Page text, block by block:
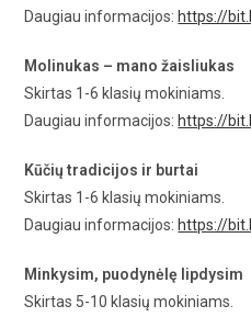
Daugiau informacijos: https://
Molinukas – mano žaisliukas
Skirtas 1-6 klasių mokiniams.
Daugiau informacijos: https://
Kūčių tradicijos ir burtai
Skirtas 1-6 klasių mokiniams.
Daugiau informacijos: https://
Minkysim, puodynėlę lipdysim
Skirtas 5-10 klasių mokiniams.